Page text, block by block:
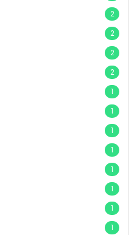
2
2
2
2
1
1
1
1
1
1
1
1